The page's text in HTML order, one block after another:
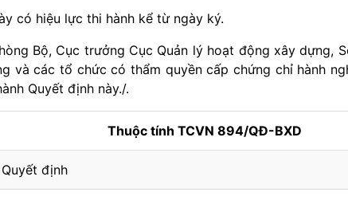
có hiệu lực thi hành kể từ ngày ký.
Bộ, Cục trưởng Cục Quản lý hoạt động xây dựng,
và các tổ chức có thẩm quyền cấp chứng chỉ hành
Quyết định này./.
Thuộc tính TCVN 894/QĐ-BXD
Quyết định